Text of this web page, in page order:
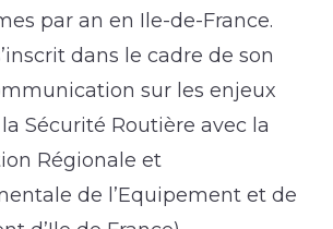
par an en Ile-de-France.
dans le cadre de son
sur les enjeux
Sécurité Routière avec la
Régionale et
de l’Equipement et de